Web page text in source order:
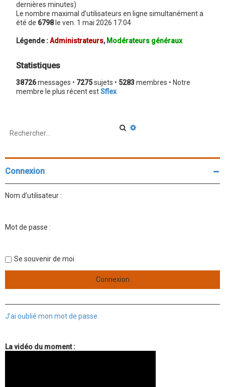
dernières minutes)
Le nombre maximal d’utilisateurs en ligne simultanément a
été de 6798le ven. 1 mai 2026 17:04
Légende :Administrateurs, Modérateurs généraux
Statistiques
38726messages • 7275sujets • 5283membres • Notre
membre le plus récent estSflex
R
e
h
e
h
Connexion
Nom d’utilisateur :
Mot de passe :
Se souvenir de moi
J’ai oublié mon mot de passe
La vidéo du moment :